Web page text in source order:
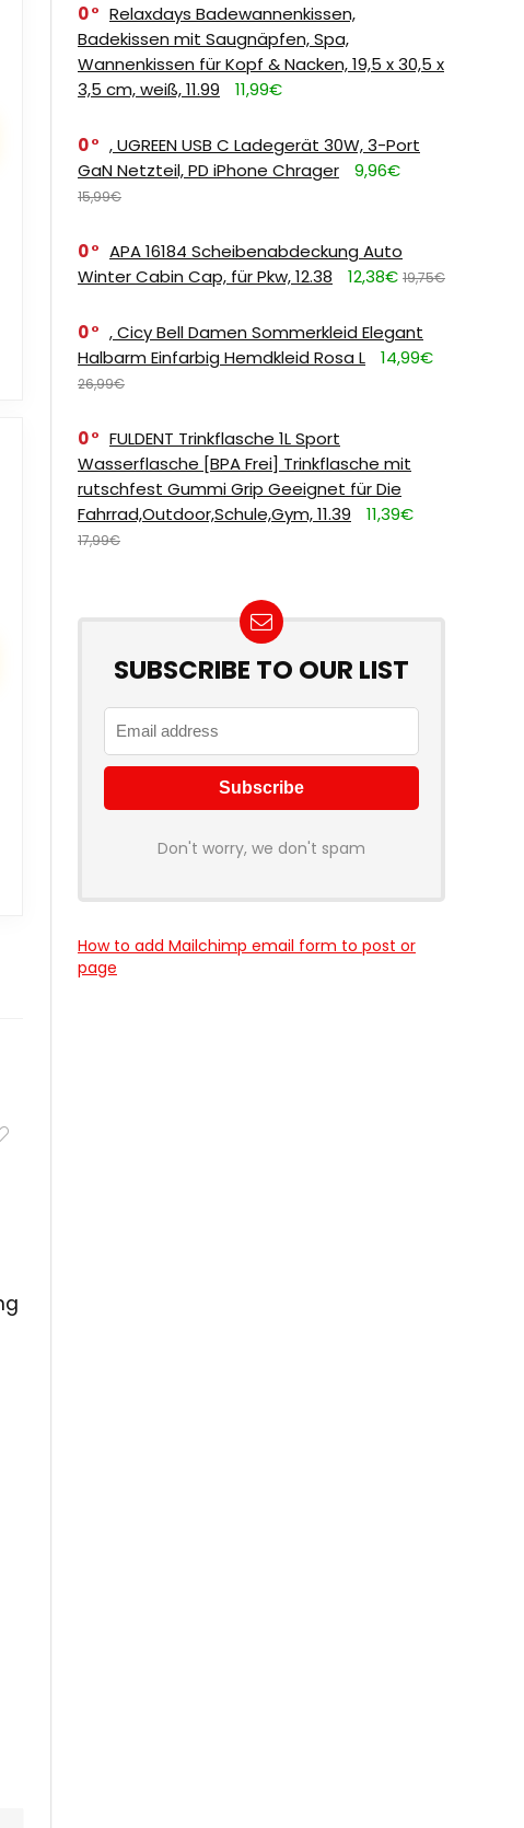
0
Relaxdays Badewannenkissen,
Badekissen mit Saugnäpfen, Spa,
Wannenkissen für Kopf & Nacken, 19,5 x 30,5 x
3,5 cm, weiß, 11.99
11,99€
0
, UGREEN USB C Ladegerät 30W, 3-Port
GaN Netzteil, PD iPhone Chrager
9,96€
15,99€
0
APA 16184 Scheibenabdeckung Auto
Winter Cabin Cap, für Pkw, 12.38
12,38€ 19,75€
0
, Cicy Bell Damen Sommerkleid Elegant
Halbarm Einfarbig Hemdkleid Rosa L
14,99€
26,99€
0
FULDENT Trinkflasche 1L Sport
Wasserflasche [BPA Frei] Trinkflasche mit
rutschfest Gummi Grip Geeignet für Die
Fahrrad,Outdoor,Schule,Gym, 11.39
11,39€
17,99€
SUBSCRIBE TO OUR LIST
Don't worry, we don't spam
How to add Mailchimp email form to post or
page